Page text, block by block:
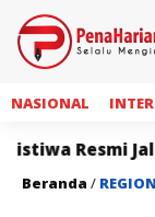
NASIONAL
Jalani KKN,
Beranda /